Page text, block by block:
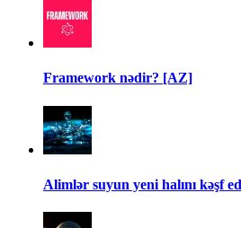
Framework nədir? [AZ]
Alimlər suyun yeni halını kəşf